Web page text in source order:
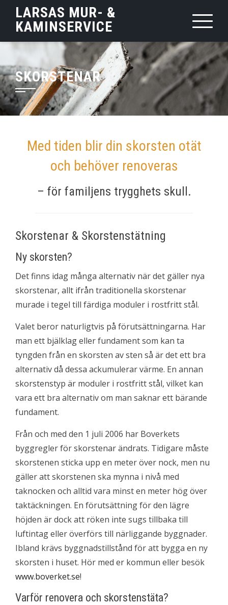
Hoppa
innehåll
LARSAS MUR- &
KAMINSERVICE
SKORSTENAR
Med tiden blir din skorsten otät
och behöver renoveras
– för familjens trygghets skull.
Skorstenar & Skorstenstätning
Ny skorsten?
Det finns idag många alternativ när det gäller nya
skorstenar, allt ifrån traditionella skorstenar
murade i tegel till färdiga moduler i rostfritt stål.
Valet beror naturligtvis på förutsättningarna. Har
man ett bjälklag eller fundament som kan ta
tyngden från en skorsten av sten så är det ett bra
alternativ då dessa ackumulerar värme. En annan
skorstenstyp är moduler i rostfritt stål, vilket kan
vara ett bra alternativ om man saknar ett bärande
fundament.
Från och med den 1 juli 2006 har Boverkets
byggregler för skorstenar ändrats. Tidigare måste
skorstenen sticka upp en meter över nock, men nu
gäller att skorstenen ska mynna i nivå med
taknocken och alltid vara minst en meter hög över
taktäckningen. En förutsättning för den lägre
höjden är dock att röken inte sugs tillbaka till
luftintag eller överförs till närliggande byggnader.
Ibland krävs byggnadstillstånd för att bygga en ny
skorsten i huset. Hör med er kommun eller besök
www.boverket.se!
Varför renovera och skorstenstäta?